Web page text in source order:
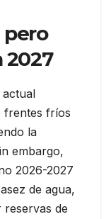
pero
2027
actual
frentes fríos
la
embargo,
2026-2027
de agua,
de